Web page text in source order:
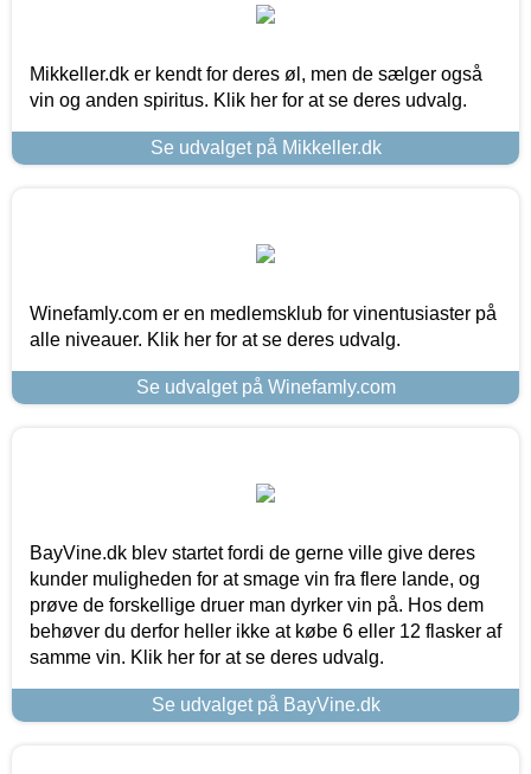
Mikkeller.dk er kendt for deres øl, men de sælger også
vin og anden spiritus. Klik her for at se deres udvalg.
Se udvalget på Mikkeller.dk
Winefamly.com er en medlemsklub for vinentusiaster på
alle niveauer. Klik her for at se deres udvalg.
Se udvalget på Winefamly.com
BayVine.dk blev startet fordi de gerne ville give deres
kunder muligheden for at smage vin fra flere lande, og
prøve de forskellige druer man dyrker vin på. Hos dem
behøver du derfor heller ikke at købe 6 eller 12 flasker af
samme vin. Klik her for at se deres udvalg.
Se udvalget på BayVine.dk